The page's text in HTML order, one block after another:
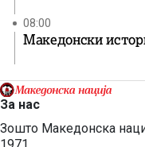
08:00
Македонски
За нас
Зошто Македонска